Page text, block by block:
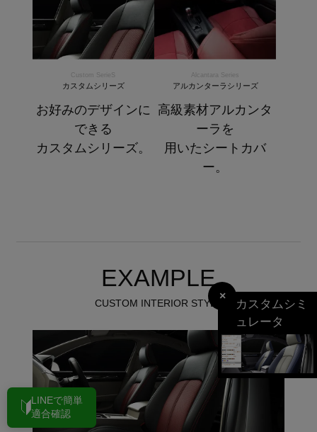
×
カスタムシミ
ュレータ
Custom SerieS
カスタムシリーズ
お好みのデザインに
できる
カスタムシリーズ。
Alcantara Series
アルカンターラシリーズ
高級素材アルカンタ
ーラを
用いたシートカバ
ー。
EXAMPLE
CUSTOM INTERIOR STYLE
LINEで簡単
適合確認